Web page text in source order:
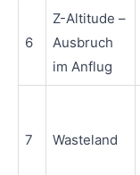
6
Z-Altitude –
Ausbruch
im Anflug
7 Wasteland